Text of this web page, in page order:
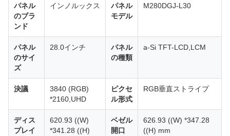
パネル
のブラ
ンド
インノルックス
パネル
モデル
M280DGJ-L30
パネル
のサイ
ズ
28.0インチ
パネル
の種類
a-Si TFT-LCD,LCM
決議
3840 (RGB)
*2160,UHD
ピクセ
ル形式
RGB垂直ストライプ
ディス
プレイ
620.93 ((W)
*341.28 ((H)
ベゼル
開口
626.93 ((W) *347.28
((H) mm